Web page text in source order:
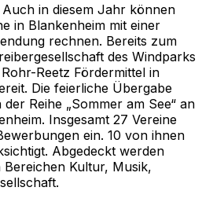
in diesem Jahr können
in Blankenheim mit einer
rechnen. Bereits zum
des Windparks
Reetz Fördermittel in
Die feierliche Übergabe
Reihe „Sommer am See“ an
Insgesamt 27 Vereine
ein. 10 von ihnen
Abgedeckt werden
Kultur, Musik,